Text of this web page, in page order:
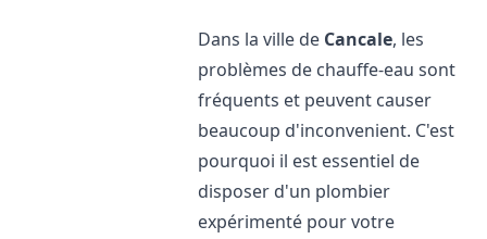
Dans la ville de Cancale, les
problèmes de chauffe-eau sont
fréquents et peuvent causer
beaucoup d'inconvenient. C'est
pourquoi il est essentiel de
disposer d'un plombier
expérimenté pour votre